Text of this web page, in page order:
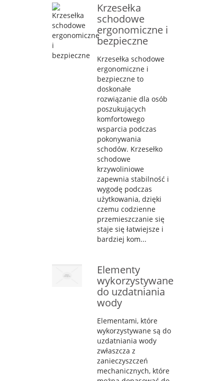
Krzesełka
schodowe
ergonomiczne i
bezpieczne
Krzesełka schodowe
ergonomiczne i
bezpieczne to
doskonałe
rozwiązanie dla osób
poszukujących
komfortowego
wsparcia podczas
pokonywania
schodów. Krzesełko
schodowe
krzywoliniowe
zapewnia stabilność i
wygodę podczas
użytkowania, dzięki
czemu codzienne
przemieszczanie się
staje się łatwiejsze i
bardziej kom...
Elementy
wykorzystywane
do uzdatniania
wody
Elementami, które
wykorzystywane są do
uzdatniania wody
zwłaszcza z
zanieczyszczeń
mechanicznych, które